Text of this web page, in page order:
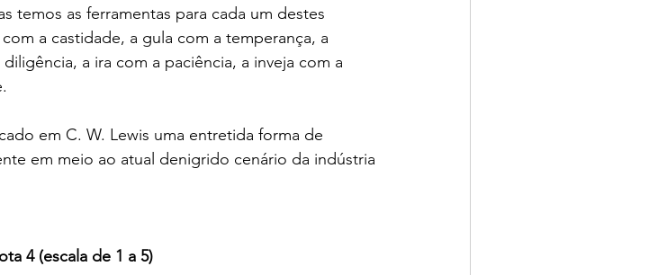
temos as ferramentas para cada um destes
a castidade, a gula com a temperança, a
a ira com a paciência, a inveja com a
em C. W. Lewis uma entretida forma de
em meio ao atual denigrido cenário da indústria
4 (escala de 1 a 5)